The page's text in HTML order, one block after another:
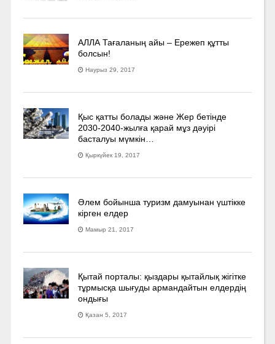
АЛЛА Тағаланың айы – Ережеп құтты
болсын!
Наурыз 29, 2017
Қыс қатты болады және Жер бетінде
2030-2040­-жылға қарай мұз дәуірі
басталуы мүмкін…
Қыркүйек 19, 2017
Әлем бойынша туризм дамуынан үштікке
кірген елдер
Мамыр 21, 2017
Қытай порталы: қыздары қытайлық жігітке
тұрмысқа шығуды армандайтын елдердің
ондығы
Қазан 5, 2017